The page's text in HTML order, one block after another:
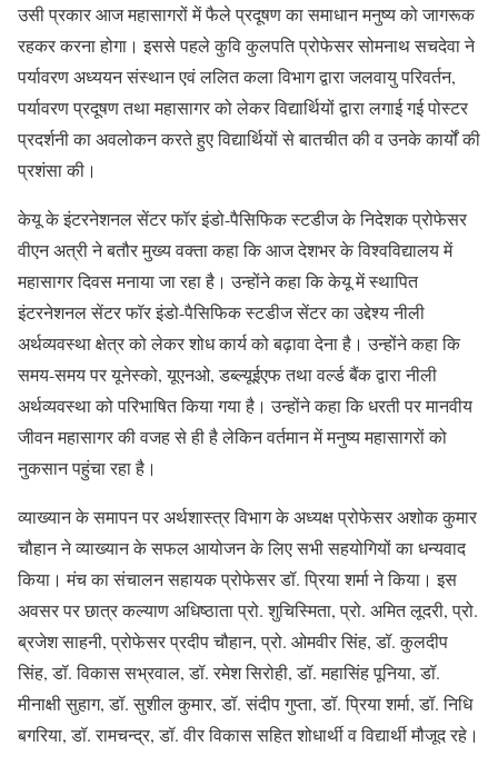
उसी प्रकार आज महासागरों में फैले प्रदूषण का समाधान मनुष्य को जागरूक
रहकर करना होगा। इससे पहले कुवि कुलपति प्रोफेसर सोमनाथ सचदेवा ने
पर्यावरण अध्ययन संस्थान एवं ललित कला विभाग द्वारा जलवायु परिवर्तन,
पर्यावरण प्रदूषण तथा महासागर को लेकर विद्यार्थियों द्वारा लगाई गई पोस्टर
प्रदर्शनी का अवलोकन करते हुए विद्यार्थियों से बातचीत की व उनके कार्यों की
प्रशंसा की।
केयू के इंटरनेशनल सेंटर फॉर इंडो-पैसिफिक स्टडीज के निदेशक प्रोफेसर
वीएन अत्री ने बतौर मुख्य वक्ता कहा कि आज देशभर के विश्वविद्यालय में
महासागर दिवस मनाया जा रहा है। उन्होंने कहा कि केयू में स्थापित
इंटरनेशनल सेंटर फॉर इंडो-पैसिफिक स्टडीज सेंटर का उद्देश्य नीली
अर्थव्यवस्था क्षेत्र को लेकर शोध कार्य को बढ़ावा देना है। उन्होंने कहा कि
समय-समय पर यूनेस्को, यूएनओ, डब्ल्यूईएफ तथा वर्ल्ड बैंक द्वारा नीली
अर्थव्यवस्था को परिभाषित किया गया है। उन्होंने कहा कि धरती पर मानवीय
जीवन महासागर की वजह से ही है लेकिन वर्तमान में मनुष्य महासागरों को
नुकसान पहुंचा रहा है।
व्याख्यान के समापन पर अर्थशास्त्र विभाग के अध्यक्ष प्रोफेसर अशोक कुमार
चौहान ने व्याख्यान के सफल आयोजन के लिए सभी सहयोगियों का धन्यवाद
किया। मंच का संचालन सहायक प्रोफेसर डॉ. प्रिया शर्मा ने किया। इस
अवसर पर छात्र कल्याण अधिष्ठाता प्रो. शुचिस्मिता, प्रो. अमित लूदरी, प्रो.
ब्रजेश साहनी, प्रोफेसर प्रदीप चौहान, प्रो. ओमवीर सिंह, डॉ. कुलदीप
सिंह, डॉ. विकास सभ्रवाल, डॉ. रमेश सिरोही, डॉ. महासिंह पूनिया, डॉ.
मीनाक्षी सुहाग, डॉ. सुशील कुमार, डॉ. संदीप गुप्ता, डॉ. प्रिया शर्मा, डॉ. निधि
बगरिया, डॉ. रामचन्द्र, डॉ. वीर विकास सहित शोधार्थी व विद्यार्थी मौजूद रहे।